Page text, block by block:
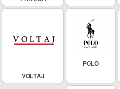
POLO
VOLTAJ